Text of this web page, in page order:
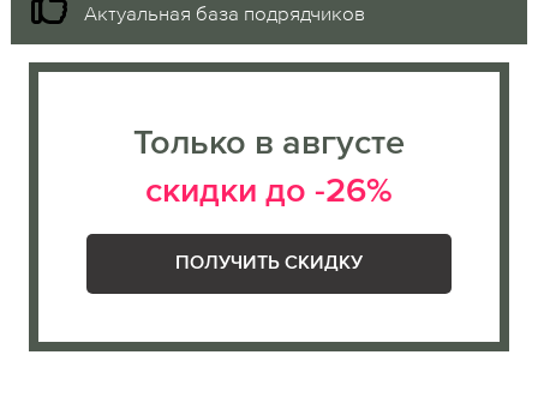
Актуальная база подрядчиков
Только в августе
скидки до -26%
ПОЛУЧИТЬ СКИДКУ